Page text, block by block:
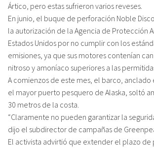
Ártico, pero estas sufrieron varios reveses.
En junio, el buque de perforación Noble
la autorización de la Agencia de Protección
Estados Unidos por no cumplir con los
emisiones, ya que sus motores contenían
nitroso y amoníaco superiores a las
A comienzos de este mes, el barco, anclado
el mayor puerto pesquero de Alaska, soltó
30 metros de la costa.
“Claramente no pueden garantizar la
dijo el subdirector de campañas de
El activista advirtió que extender el plazo de